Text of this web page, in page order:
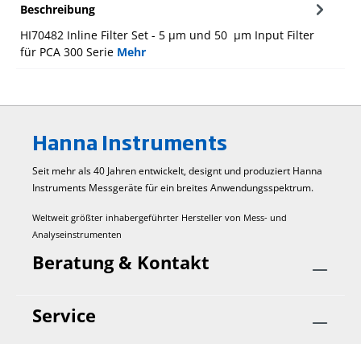
Beschreibung
HI70482 Inline Filter Set - 5 µm und 50 µm Input Filter
für PCA 300 Serie Mehr
Hanna Instruments
Seit mehr als 40 Jahren entwickelt, designt und produziert Hanna
Instruments Mess­geräte für ein breites Anwendungs­spektrum.
Weltweit größter inhabergeführter Hersteller von Mess- und
Analyseinstrumenten
Beratung & Kontakt
Service